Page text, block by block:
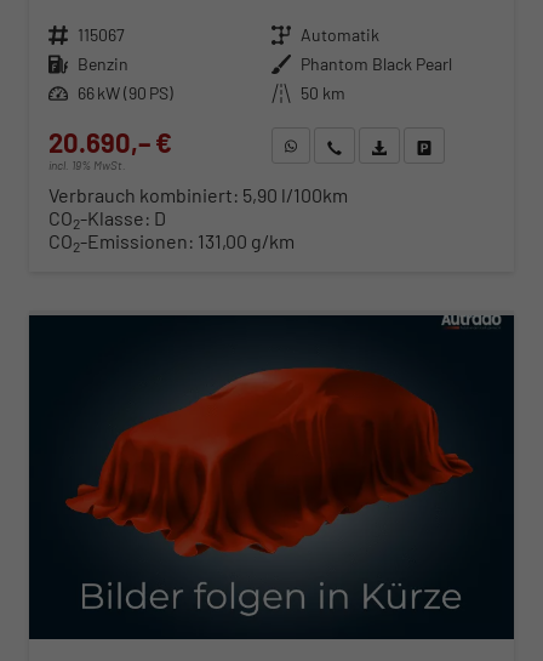
Fahrzeugnr. 115067 Getriebe Automatik
Kraftstoff Benzin Außenfarbe Phantom Black Pearl
Leistung 66 kW (90 PS) Kilometerstand 50 km
20.690,– €
incl. 19% MwSt.
WhatsApp anfragen
Wir rufen Sie anFahrzeugexposé (PDF)
Verbrauch kombiniert: 5,90 l/100km
CO2-Klasse: D
CO2-Emissionen: 131,00 g/km